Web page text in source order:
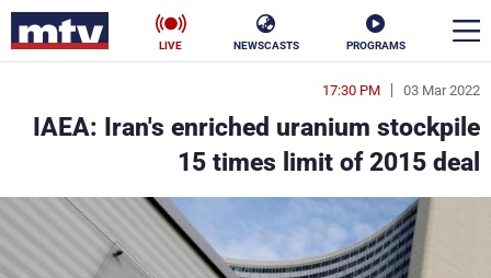
PROGRAMS
NEWSCASTS
LIVE
03 Mar 2022
17:30 PM
IAEA: Iran's enriched uranium stockpile
15 times limit of 2015 deal
en
الأخبار
سياسة ناس
إقتصاد فن